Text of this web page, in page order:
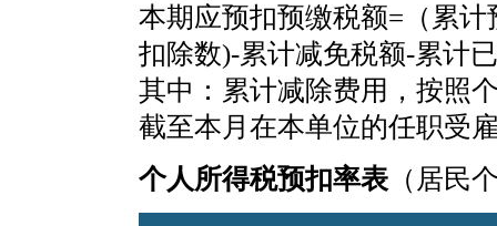
本期应预扣预缴税额=（累
扣除数)-累计减免税额-累计
其中：累计减除费用，按照
截至本月在本单位的任职受
个人所得税预扣率表 （居民